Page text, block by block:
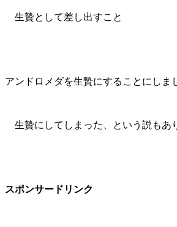
生贄として差し出すこと
アンドロメダを生贄にすることにしま
生贄にしてしまった、という説もあ
スポンサードリンク